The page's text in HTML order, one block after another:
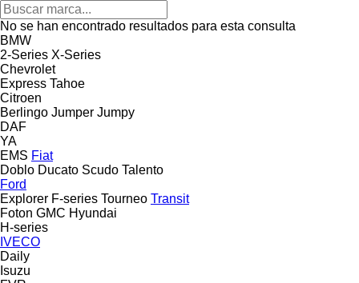
No se han encontrado resultados para esta consulta
BMW
2-Series X-Series
Chevrolet
Express Tahoe
Citroen
Berlingo Jumper Jumpy
DAF
YA
EMS Fiat
Doblo Ducato Scudo Talento
Ford
Explorer F-series Tourneo Transit
Foton GMC Hyundai
H-series
IVECO
Daily
Isuzu